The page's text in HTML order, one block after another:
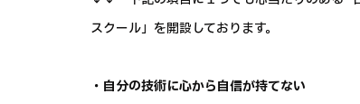
スクール」を開設しております。
・自分の技術に心から自信が持てない